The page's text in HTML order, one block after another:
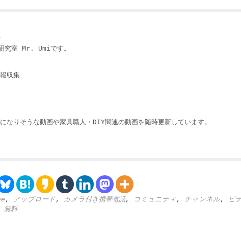
究室 Mr. Umiです。
収集
なりそうな動画や家具職人・DIY関連の動画を随時更新しています。
, アップロード, カメラ付き携帯電話, コミュニティ , チャンネル,
ビ
無料